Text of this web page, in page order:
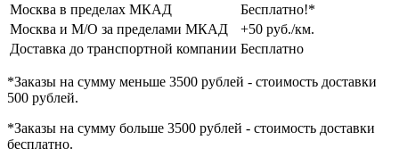
Москва в пределах МКАД
Бесплатно!*
Москва и М/О за пределами МКАД
+50 руб./км.
Доставка до транспортной компании Бесплатно
*Заказы на сумму меньше 3500 рублей - стоимость доставки
500 рублей.
*Заказы на сумму больше 3500 рублей - стоимость доставки
бесплатно.